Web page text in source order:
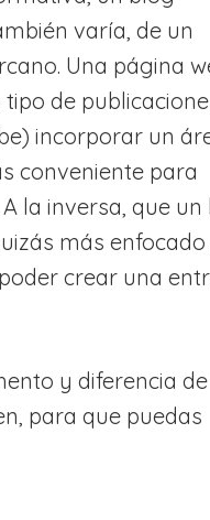
varía, de un
Una página
de
incorporar un
conveniente para
la inversa, que un
más enfocado
crear una
y diferencia
para que puedas